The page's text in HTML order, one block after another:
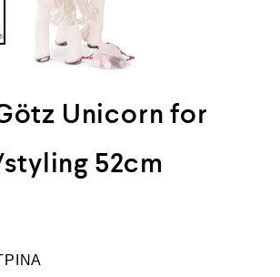
Unicorn for
52cm